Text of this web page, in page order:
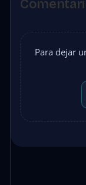
Para dejar